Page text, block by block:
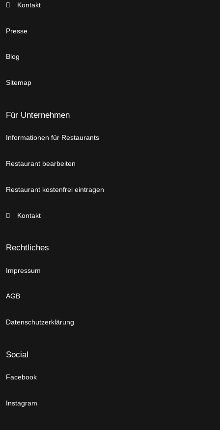
Kontakt
Presse
Blog
Sitemap
Für Unternehmen
Informationen für Restaurants
Restaurant bearbeiten
Restaurant kostenfrei eintragen
Kontakt
Rechtliches
Impressum
AGB
Datenschutzerklärung
Social
Facebook
Instagram